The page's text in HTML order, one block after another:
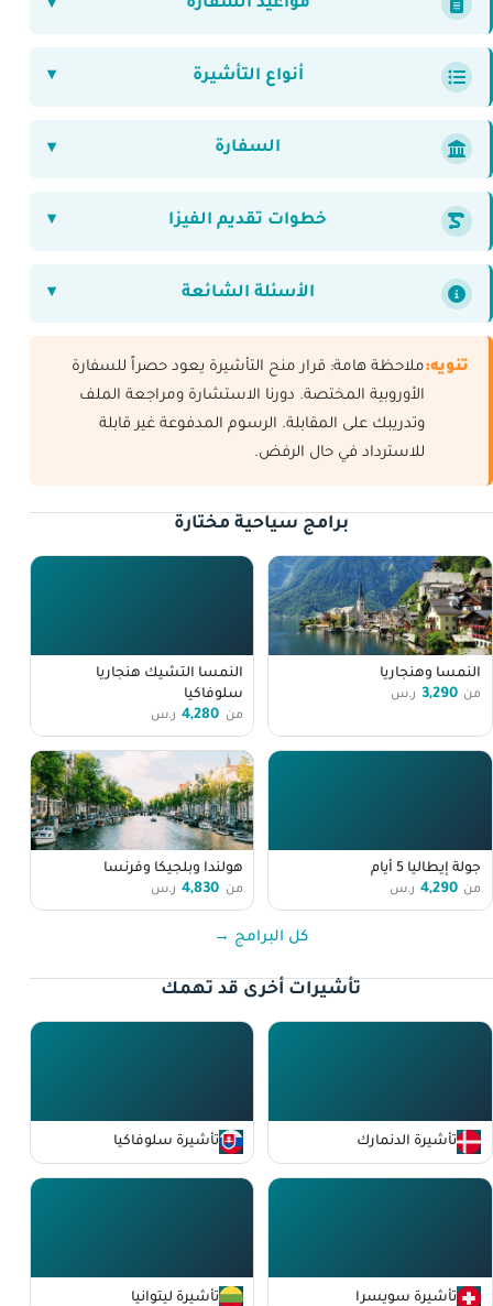
مواعيد السفارة
أنواع التأشيرة
السفارة
خطوات تقديم الفيزا
الأسئلة الشائعة
تنويه:ملاحظة هامة: قرار منح التأشيرة يعود حصراً للسفارة
الأوروبية المختصة. دورنا الاستشارة ومراجعة الملف
وتدريبك على المقابلة. الرسوم المدفوعة غير قابلة
للاسترداد في حال الرفض.
برامج سياحية مختارة
النمسا وهنجاريا
من 3,290 ر.س
النمسا التشيك هنجاريا
سلوفاكيا
من 4,280 ر.س
جولة إيطاليا 5 أيام
من 4,290 ر.س
هولندا وبلجيكا وفرنسا
من 4,830 ر.س
كل البرامج →
تأشيرات أخرى قد تهمك
تأشيرة الدنمارك تأشيرة سلوفاكيا
تأشيرة سويسرا تأشيرة ليتوانيا